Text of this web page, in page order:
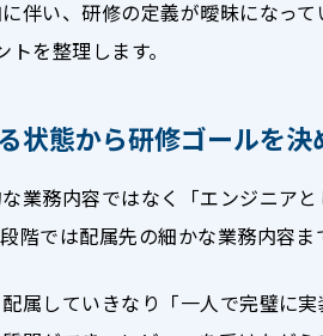
伴い、研修の定義が曖昧になっ
を整理します。
状態から研修ゴールを決
業務内容ではなく「エンジニア
階では配属先の細かな業務内容ま
属していきなり「一人で完璧に